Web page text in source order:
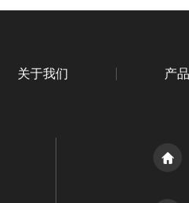
关于我们 产